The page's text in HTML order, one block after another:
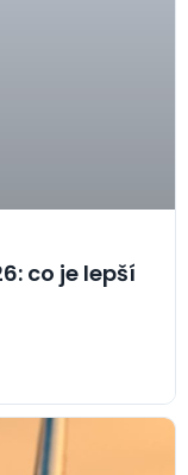
co je lepší